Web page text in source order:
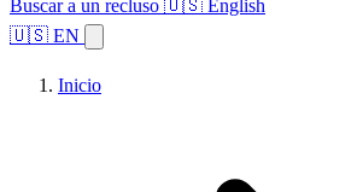
Buscar a un recluso 🇺🇸 English
🇺🇸 EN
Inicio